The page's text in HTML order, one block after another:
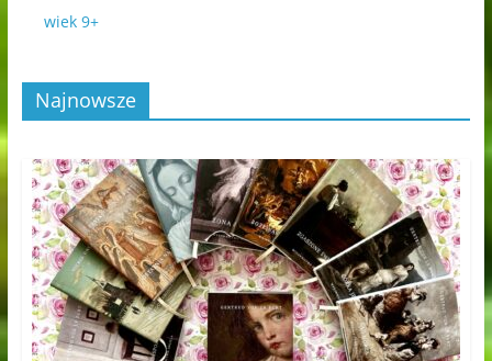
wiek 9+
Najnowsze